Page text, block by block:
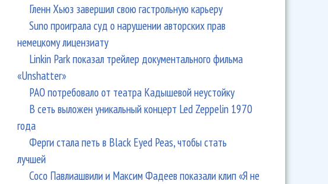
Гленн Хьюз завершил свою гастрольную карьеру
Suno проиграла суд о нарушении авторских прав
немецкому лицензиату
Linkin Park показал трейлер документального фильма
«Unshatter»
РАО потребовало от театра Кадышевой неустойку
В сеть выложен уникальный концерт Led Zeppelin 1970
года
Ферги стала петь в Black Eyed Peas, чтобы стать
лучшей
Сосо Павлиашвили и Максим Фадеев показали клип «Я не